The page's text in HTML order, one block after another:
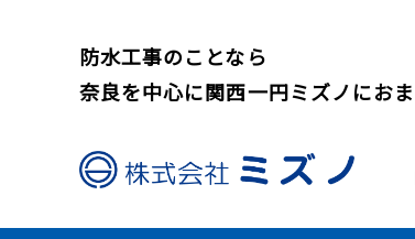
防水工事のことなら
奈良を中心に関西一円ミズノにおま